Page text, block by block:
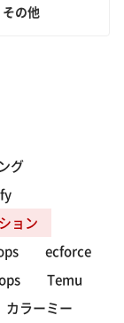
その他
グ
ョン
ecforce
Temu
カラーミー